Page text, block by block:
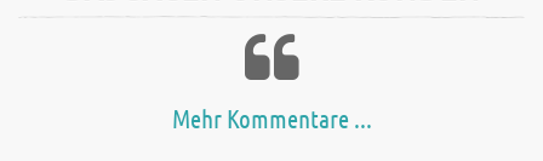
Mehr Kommentare ...